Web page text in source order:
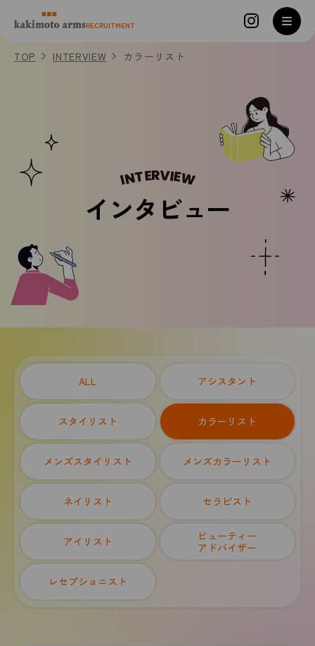
RECRUITMENT
TOP INTERVIEW カラーリスト
INTERVIEW
インタビュー
ALL アシスタント
スタイリスト カラーリスト
メンズスタイリスト メンズカラーリスト
ネイリスト セラピスト
アイリスト
ビューティー
アドバイザー
レセプショニスト